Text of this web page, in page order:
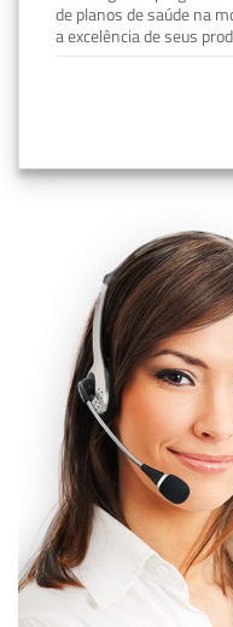
de planos de saúde na
a excelência de seus